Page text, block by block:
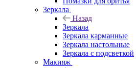
Зеркала
Назад
Зеркала
Зеркала карманные
Зеркала настольные
Зеркала с подсветкой
Макияж